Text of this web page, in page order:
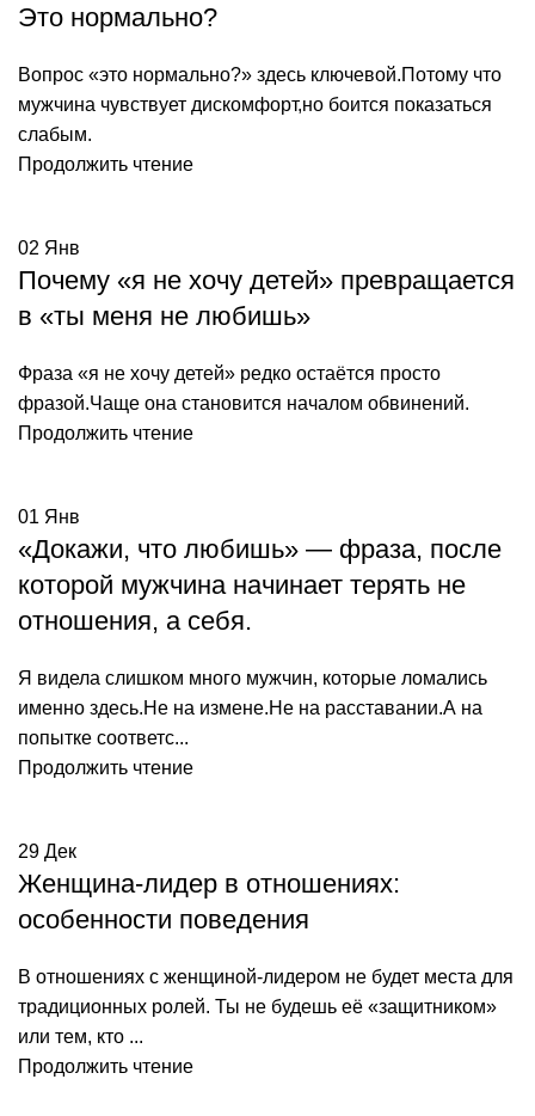
Это нормально?
Вопрос «это нормально?» здесь ключевой.Потому что
мужчина чувствует дискомфорт,но боится показаться
слабым.
Продолжить чтение
02 Янв
Почему «я не хочу детей» превращается
в «ты меня не любишь»
Фраза «я не хочу детей» редко остаётся просто
фразой.Чаще она становится началом обвинений.
Продолжить чтение
01 Янв
«Докажи, что любишь» — фраза, после
которой мужчина начинает терять не
отношения, а себя.
Я видела слишком много мужчин, которые ломались
именно здесь.Не на измене.Не на расставании.А на
попытке соответс...
Продолжить чтение
29 Дек
Женщина-лидер в отношениях:
особенности поведения
В отношениях с женщиной-лидером не будет места для
традиционных ролей. Ты не будешь её «защитником»
или тем, кто ...
Продолжить чтение